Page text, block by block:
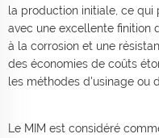
la production initiale, ce
avec une excellente finition
à la corrosion et une
des économies de coûts
les méthodes d'usinage ou
Le MIM est considéré